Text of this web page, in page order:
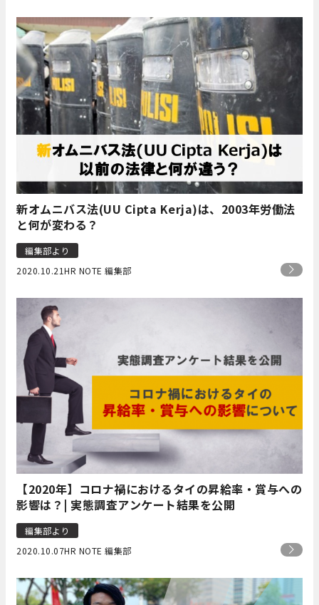
新オムニバス法(UU Cipta Kerja)は、2003年労働法
と何が変わる？
編集部より
2020.10.21HR NOTE 編集部
【2020年】コロナ禍におけるタイの昇給率・賞与への
影響は？| 実態調査アンケート結果を公開
編集部より
2020.10.07HR NOTE 編集部